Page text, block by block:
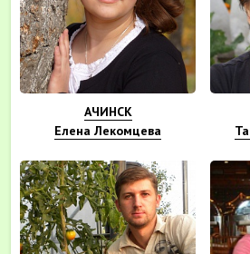
АЧИНСК
Елена Лекомцева